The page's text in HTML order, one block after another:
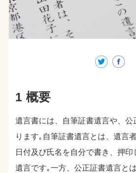
1 概要
遺言書には、自筆証書遺言や、公
ります｡自筆証書遺言とは、遺言
日付及び氏名を自分で書き、押
遺言です｡一方、公正証書遺言と